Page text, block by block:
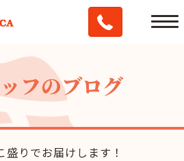
フのブログ
盛りでお届けします！